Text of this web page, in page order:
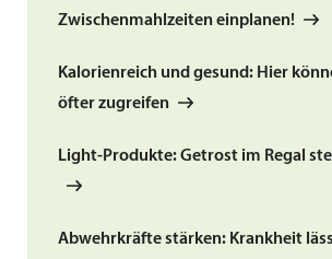
Zwischenmahlzeiten einplanen!
Kalorienreich und gesund: Hier
öfter zugreifen
Light-Produkte: Getrost im Regal
Abwehrkräfte stärken: Krankheit